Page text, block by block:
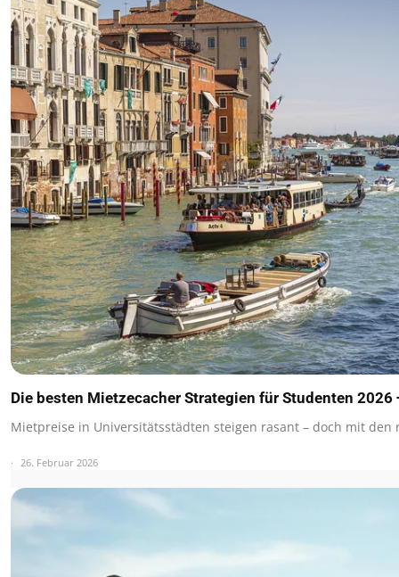
Die besten Mietzecacher Strategien für Studenten 2026
Mietpreise in Universitätsstädten steigen rasant – doch mit
26. Februar 2026